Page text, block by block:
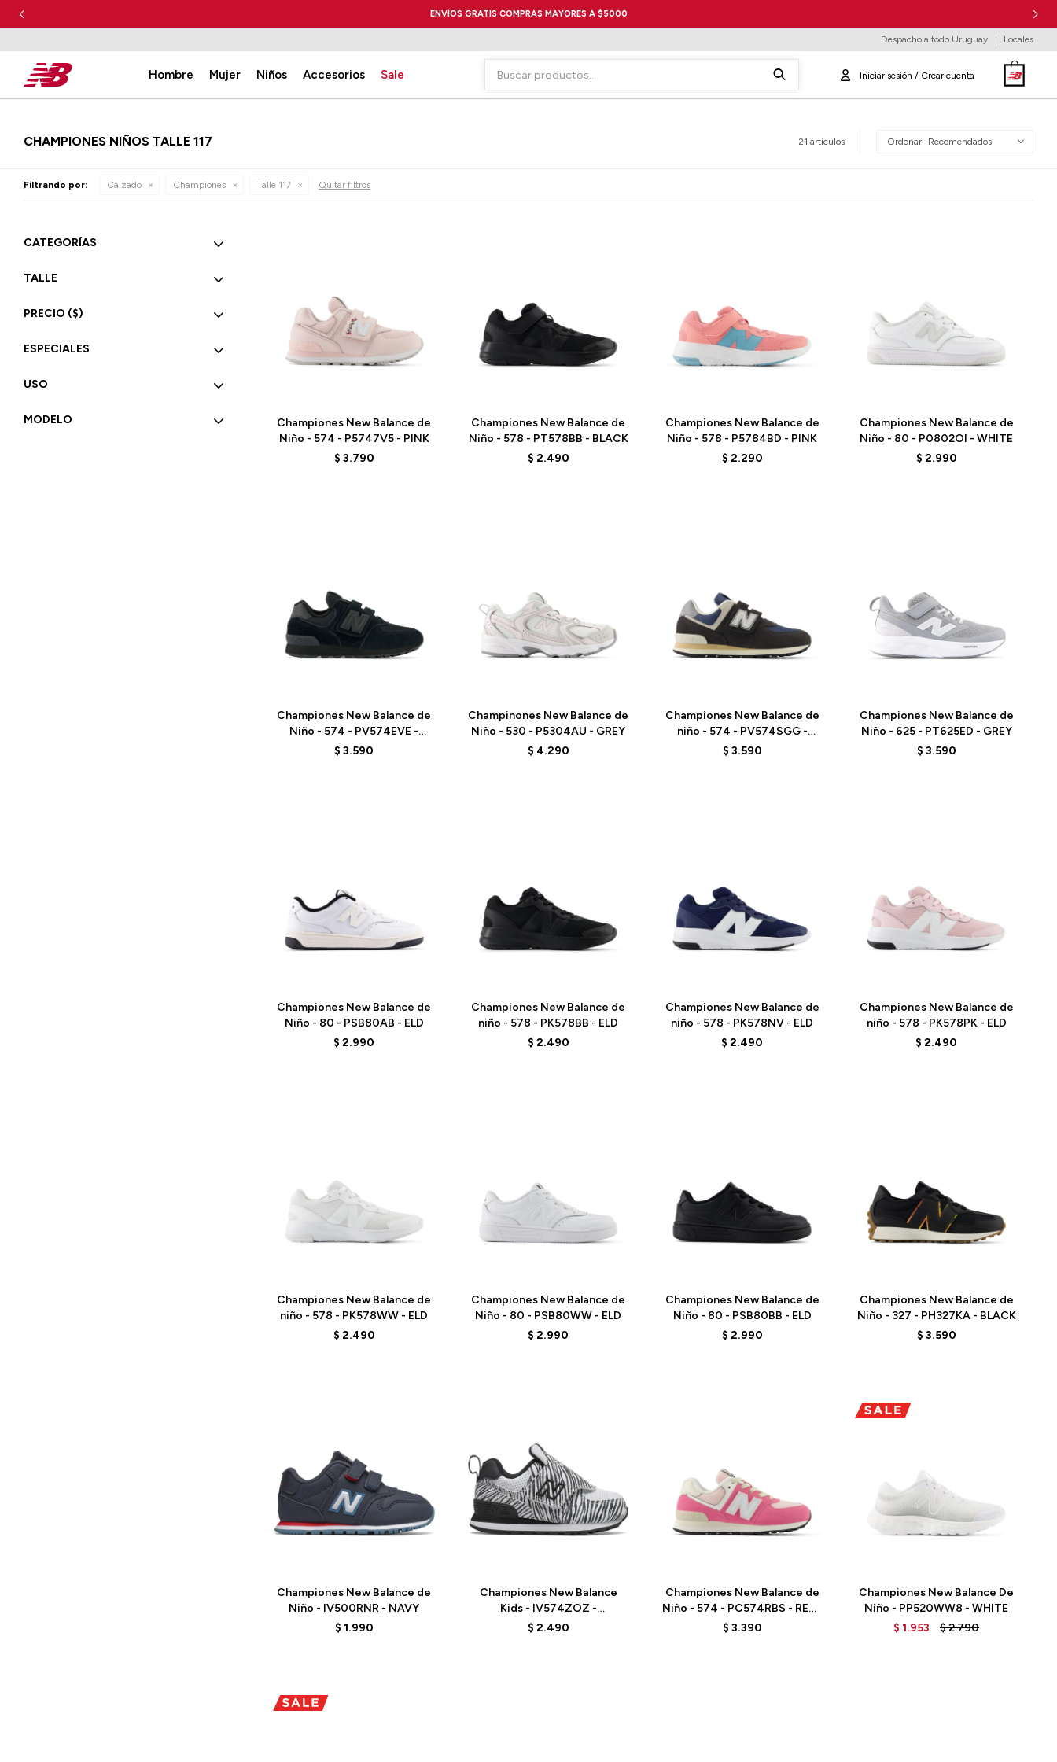
ENVÍOS GRATIS COMPRAS MAYORES A $5000
Hombre Mujer Niños Accesorios Sale
Despacho a todo Uruguay Locales
CHAMPIONES NIÑOS TALLE 117 21 artículos Recomendados
Filtrando por: Calzado Championes Talle 117 Quitar filtros
Championes New Balance de
Niño - 574 - P5747V5 - PINK
$ 3.790
Championes New Balance de
Niño - 578 - PT578BB - BLACK
$ 2.490
Championes New Balance de
Niño - 578 - P5784BD - PINK
$ 2.290
Championes New Balance de
Niño - 80 - P0802OI - WHITE
$ 2.990
Championes New Balance de
Niño - 574 - PV574EVE -
BLACK
$ 3.590
Champinones New Balance de
Niño - 530 - P5304AU - GREY
$ 4.290
Championes New Balance de
niño - 574 - PV574SGG -
BLACK
$ 3.590
Championes New Balance de
Niño - 625 - PT625ED - GREY
$ 3.590
Championes New Balance de
Niño - 80 - PSB80AB - ELD
$ 2.990
Championes New Balance de
niño - 578 - PK578BB - ELD
$ 2.490
Championes New Balance de
niño - 578 - PK578NV - ELD
$ 2.490
Championes New Balance de
niño - 578 - PK578PK - ELD
$ 2.490
Championes New Balance de
niño - 578 - PK578WW - ELD
$ 2.490
Championes New Balance de
Niño - 80 - PSB80WW - ELD
$ 2.990
Championes New Balance de
Niño - 80 - PSB80BB - ELD
$ 2.990
Championes New Balance de
Niño - 327 - PH327KA - BLACK
$ 3.590
Championes New Balance de
Niño - IV500RNR - NAVY
$ 1.990
Championes New Balance
Kids - IV574ZOZ -
BLACK/WHITE
$ 2.490
Championes New Balance de
Niño - 574 - PC574RBS - REAL
PINK
$ 3.390
Championes New Balance De
Niño - PP520WW8 - WHITE
$ 1.953 $2.790
CATEGORÍAS
TALLE
PRECIO ($)
ESPECIALES
USO
MODELO